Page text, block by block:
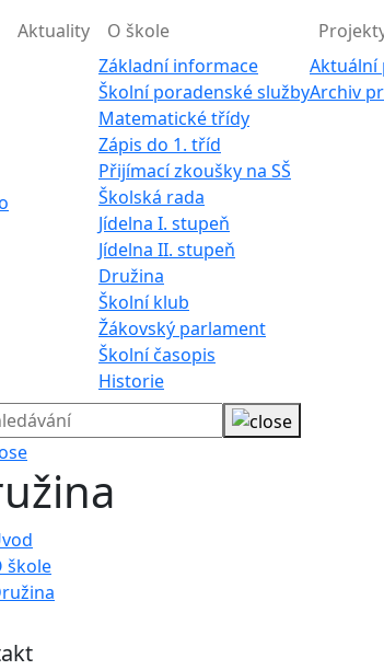
Aktuality
O škole
Základní informace
Školní poradenské služby
Matematické třídy
Zápis do 1. tříd
Přijímací zkoušky na SŠ
Školská rada
Jídelna I. stupeň
Jídelna II. stupeň
Družina
Školní klub
Žákovský parlament
Školní časopis
Historie
Aktuální
Archiv
škole